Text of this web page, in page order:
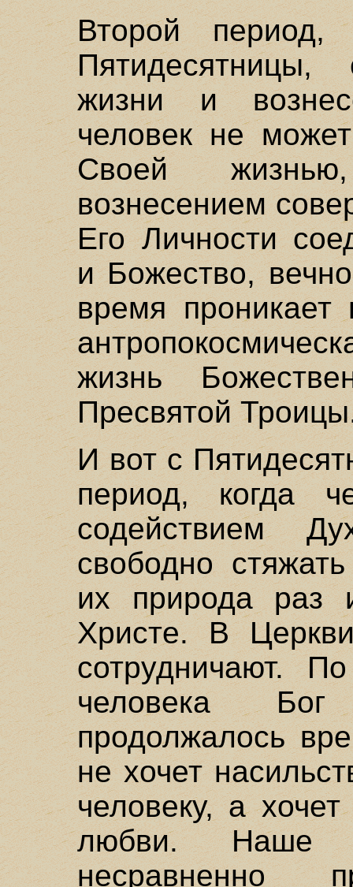
Второй
Пятидесятницы,
жизни и
человек не
Своей
вознесением
Его Личности
и Божество,
время проникает
жизнь
Пресвятой
И вот с
период, когда
содействием
свободно
их природа раз
Христе. В
сотрудничают.
человека
продолжалось
не хочет
человеку, а
любви. Наше
несравненно